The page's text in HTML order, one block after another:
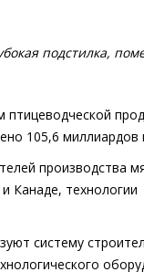
подстилка,
105,6 миллиардов
производства
Канаде, технологии
систему